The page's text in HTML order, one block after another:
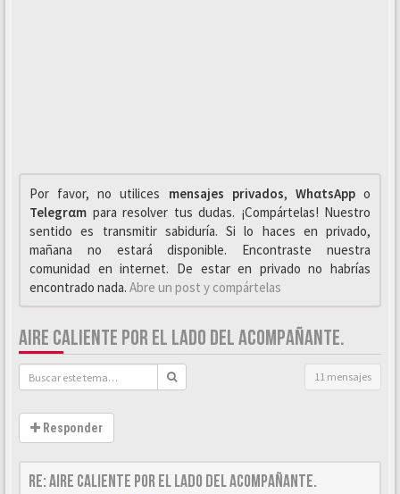
Por favor, no utilices mensajes privados, WhαtsAppo
Telegrαm para resolver tus dudas. ¡Compártelas! Nuestro
sentido es transmitir sabiduría. Si lo haces en privado,
mañana no estará disponible. Encontraste nuestra
comunidad en internet. De estar en privado no habrías
encontrado nada. Abre un post y compártelas
AIRE CALIENTE POR EL LADO DEL ACOMPAÑANTE.
11 mensajes
Responder
Re: Aire caliente por el lado del acompañante.